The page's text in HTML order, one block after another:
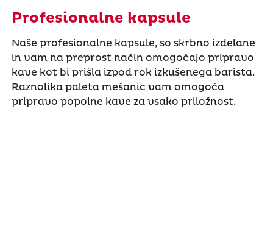
Profesionalne kapsule
Naše profesionalne kapsule, so skrbno izdelane
in vam na preprost način omogočajo pripravo
kave kot bi prišla izpod rok izkušenega barista.
Raznolika paleta mešanic vam omogoča
pripravo popolne kave za vsako priložnost.